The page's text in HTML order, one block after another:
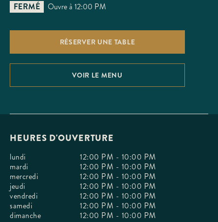
FERMÉ
Ouvre à 12:00 PM
RÉSERVER UNE TABLE
VOIR LE MENU
HEURES D'OUVERTURE
lundi
12:00 PM - 10:00 PM
mardi
12:00 PM - 10:00 PM
mercredi
12:00 PM - 10:00 PM
jeudi
12:00 PM - 10:00 PM
vendredi
12:00 PM - 10:00 PM
samedi
12:00 PM - 10:00 PM
dimanche
12:00 PM - 10:00 PM